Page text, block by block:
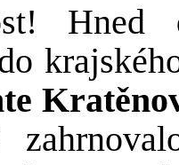
Hned